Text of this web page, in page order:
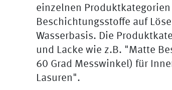
einzelnen Produktkategorien
Beschichtungsstoffe auf
Wasserbasis. Die
und Lacke wie z.B. "Matte
60 Grad Messwinkel) für
Lasuren".